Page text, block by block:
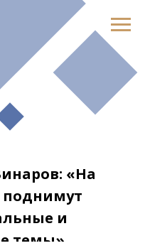
«На
поднимут
и
темы»